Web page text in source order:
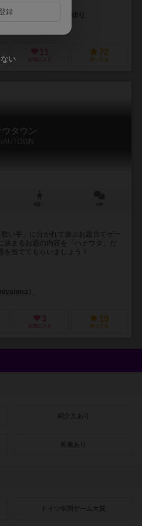
ふじゆり
11
お気に入り
72
持ってる
タウン
い手」に分かれて遊ぶお題当てゲー
決まるお題の内容を「ハナウタ」だ
を当ててもらいましょう！
）
3
お気に入り
19
持ってる
紹介文あり
画像あり
ドイツ年間ゲーム大賞
録
い